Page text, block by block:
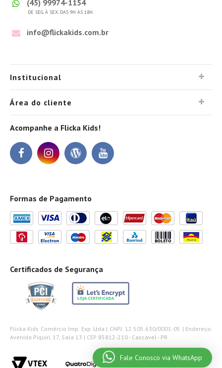
(45) 99974-1154
DE SEG. À SEX. DAS 9H ÀS 18H.
info@flickakids.com.br
Institucional
Área do cliente
Acompanhe a Flicka Kids!
Formas de Pagamento
Certificados de Segurança
Flicka Kids Comércio Imp. Exp. Ltda | CNPJ: 12.505.630/0001-05 | Endereço:
Avenida Piquiri, 17, Sala 13 | CEP 85812-210 - Cascavel - PR
Fale Conosco via WhatsApp